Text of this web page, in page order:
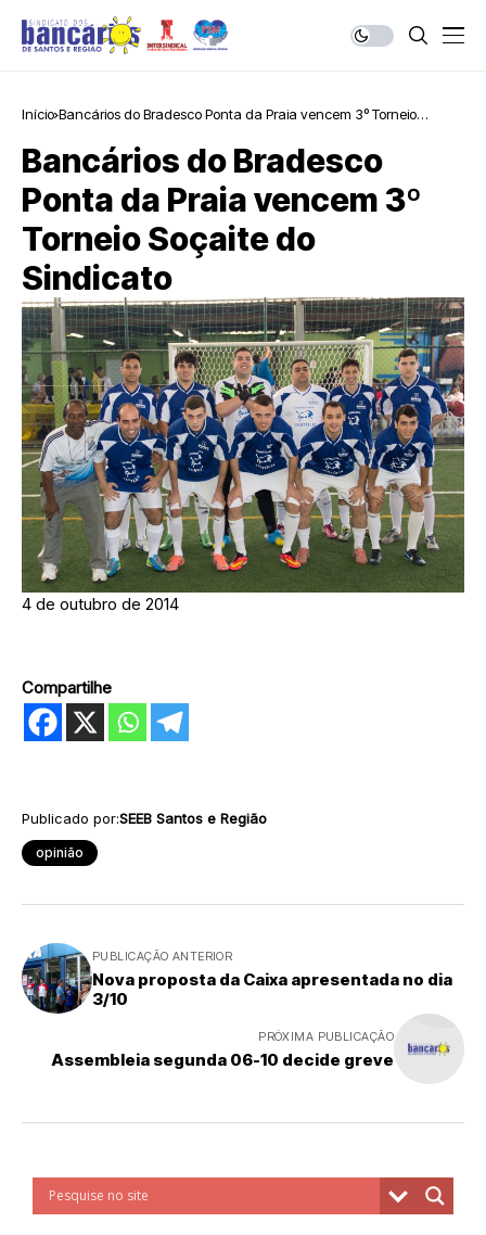
Início Bancários do Bradesco Ponta da Praia vencem 3º Torneio
Bancários do Bradesco
Ponta da Praia vencem 3º
Torneio Soçaite do
Sindicato
4 de outubro de 2014
Compartilhe
Publicado por:SEEB Santos e Região
opinião
PUBLICAÇÃO ANTERIOR
Nova proposta da Caixa apresentada no dia
3/10
PRÓXIMA PUBLICAÇÃO
Assembleia segunda 06-10 decide greve